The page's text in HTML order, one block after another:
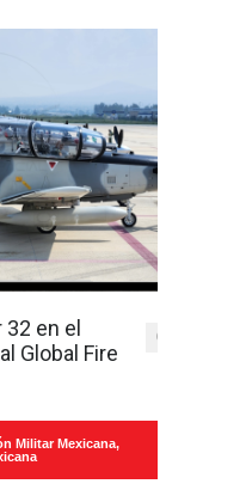
en el
Global Fire
0
Militar Mexicana,